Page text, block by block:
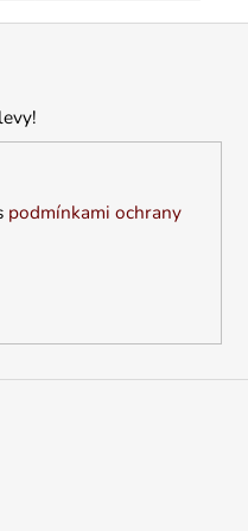
podmínkami ochrany